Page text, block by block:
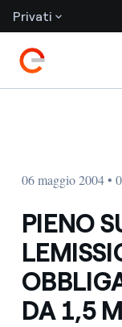
Privati
06 maggio 2004 •
PIENO
DA 1,5